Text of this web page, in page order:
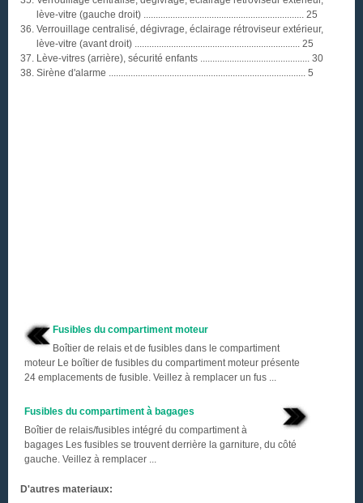
lève-vitre (gauche droit) .................................................................. 25
Verrouillage centralisé, dégivrage, éclairage rétroviseur extérieur,
lève-vitre (avant droit) .................................................................... 25
Lève-vitres (arrière), sécurité enfants ............................................. 30
Sirène d'alarme ................................................................................. 5
Fusibles du compartiment moteur
Boîtier de relais et de fusibles dans le compartiment
moteur Le boîtier de fusibles du compartiment moteur présente
24 emplacements de fusible. Veillez à remplacer un fus ...
Fusibles du compartiment à bagages
Boîtier de relais/fusibles intégré du compartiment à
bagages Les fusibles se trouvent derrière la garniture, du côté
gauche. Veillez à remplacer ...
D'autres materiaux: